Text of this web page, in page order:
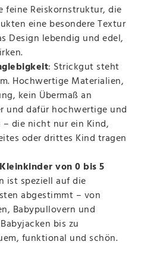
feine Reiskornstruktur, die
eine besondere Textur
Design lebendig und edel,
: Strickgut steht
Hochwertige Materialien,
kein Übermaß an
und dafür hochwertige und
die nicht nur ein Kind,
oder drittes Kind tragen
von 0 bis 5
ist speziell auf die
abgestimmt – von
Babypullovern und
bis zu
funktional und schön.